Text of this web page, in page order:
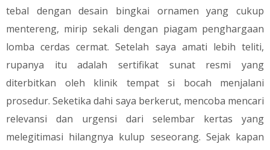
tebal dengan desain bingkai ornamen yang cukup
mentereng, mirip sekali dengan piagam penghargaan
lomba cerdas cermat. Setelah saya amati lebih teliti,
rupanya itu adalah sertifikat sunat resmi yang
diterbitkan oleh klinik tempat si bocah menjalani
prosedur. Seketika dahi saya berkerut, mencoba mencari
relevansi dan urgensi dari selembar kertas yang
melegitimasi hilangnya kulup seseorang. Sejak kapan